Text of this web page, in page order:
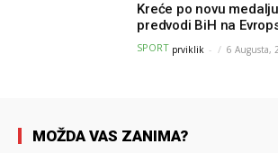
Kreće po novu
predvodi BiH na
Parizu
SPORT prviklik - 6 Augusta,
MOŽDA VAS ZANIMA?